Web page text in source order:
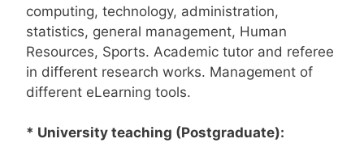
computing, technology, administration,
statistics, general management, Human
Resources, Sports. Academic tutor and referee
in different research works. Management of
different eLearning tools.
* University teaching (Postgraduate):
Home»Ensure
¿Se Puede Tomar Ensure Con
Leche?